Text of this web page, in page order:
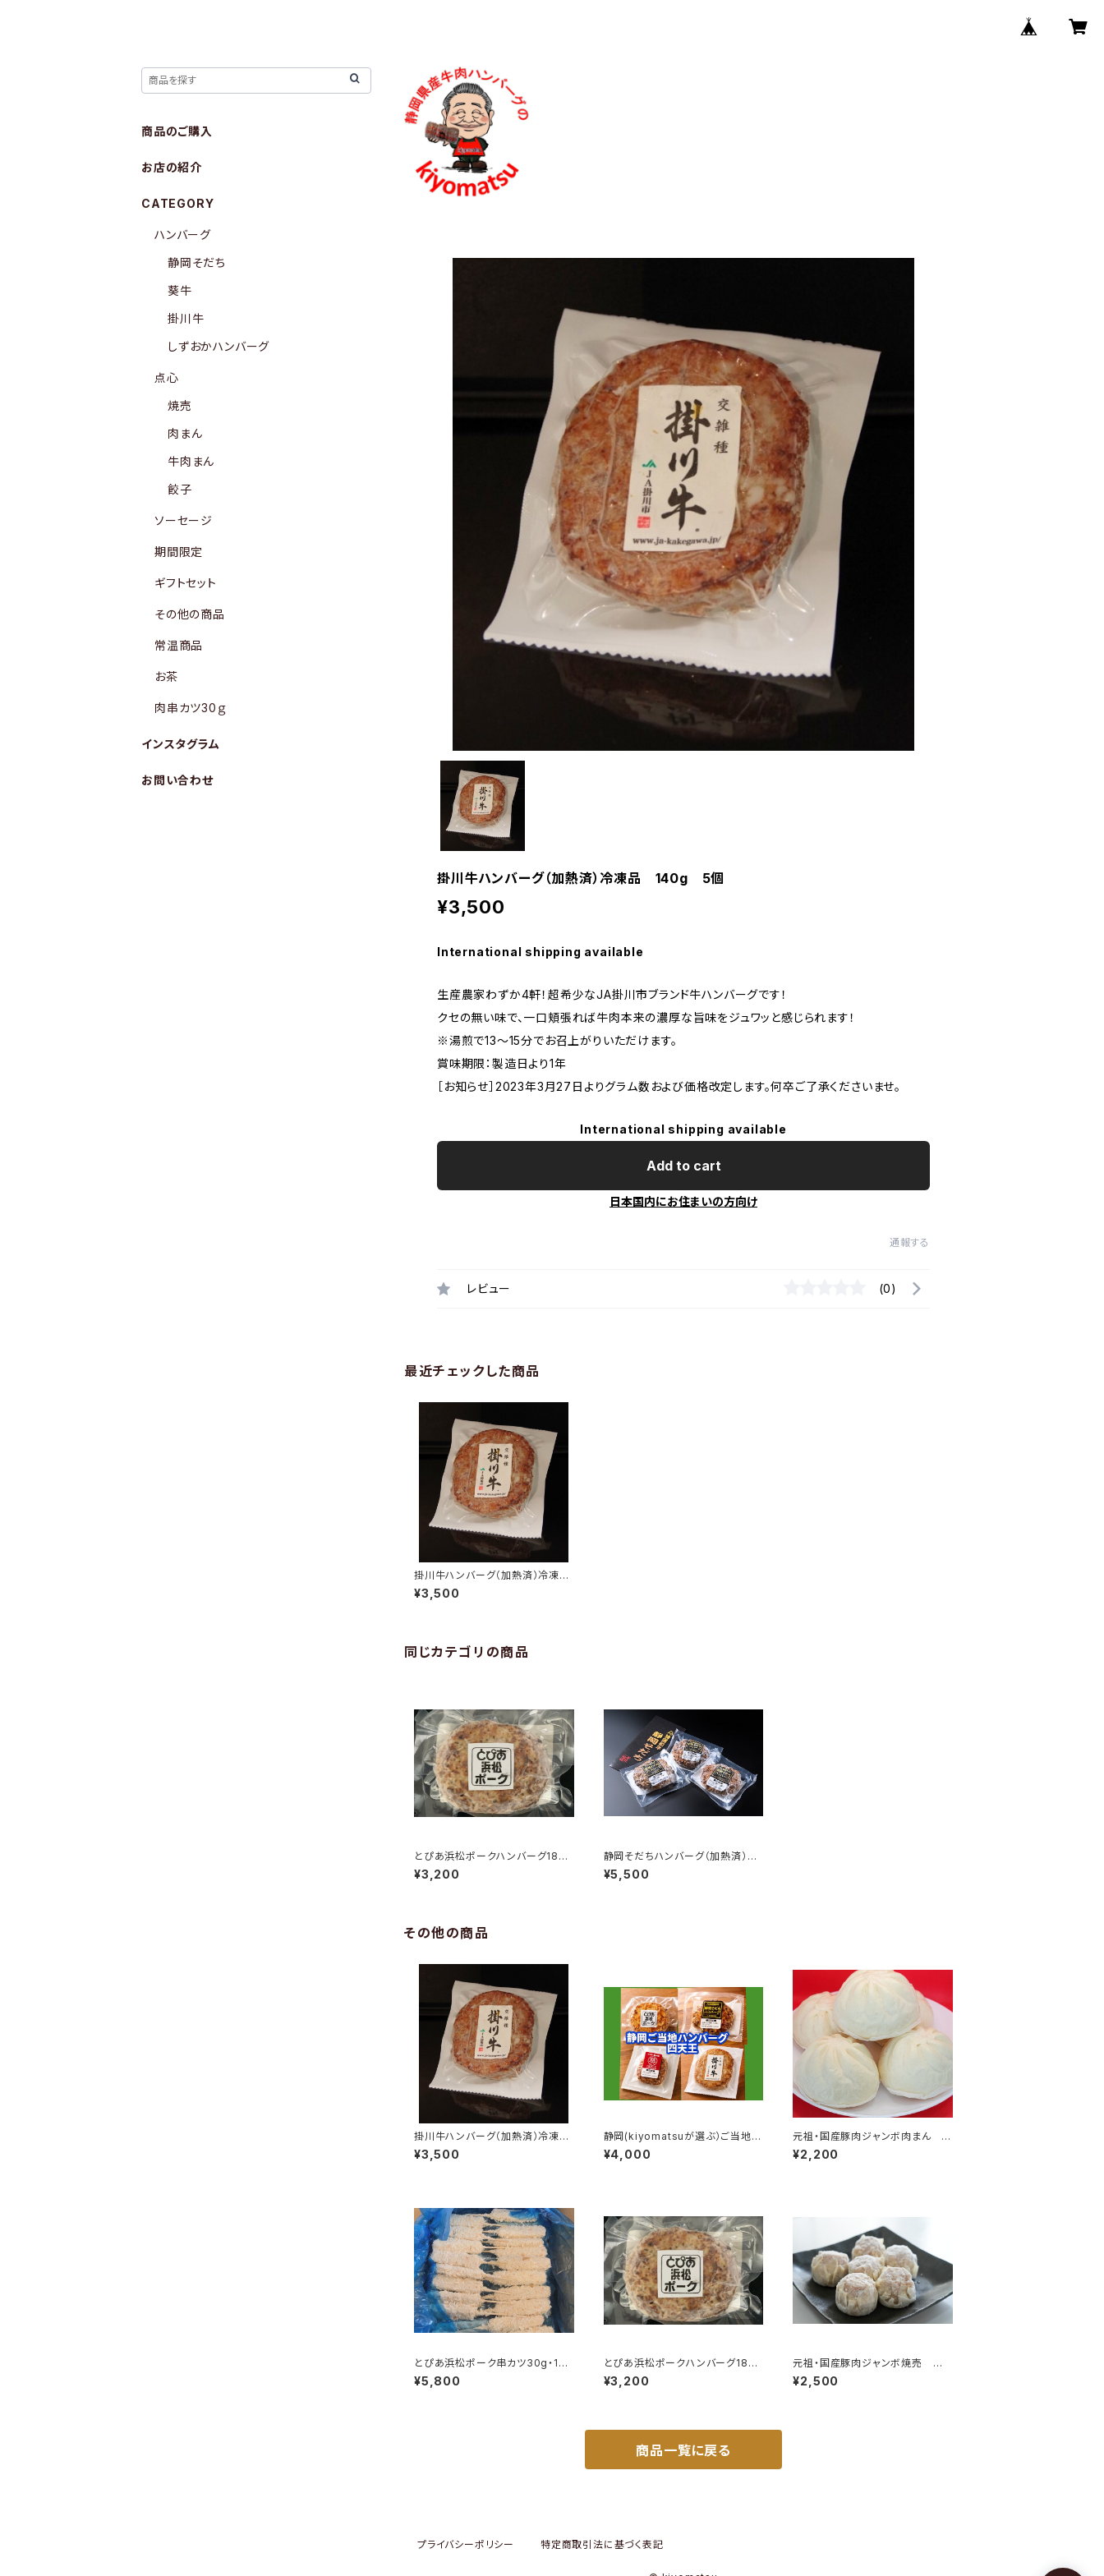
掛川牛ハンバーグ（加熱済）冷凍品 140g 5個
¥3,500
International shipping available
生産農家わずか4軒！超希少なJA掛川市ブランド牛ハンバーグです！
クセの無い味で、一口頬張れば牛肉本来の濃厚な旨味をジュワッと感じられます！
※湯煎で13～15分でお召上がりいただけます。
賞味期限：製造日より1年
［お知らせ］2023年3月27日よりグラム数および価格改定します。何卒ご了承くださいませ。
International shipping available
Add to cart
日本国内にお住まいの方向け
通報する
レビュー (0)
最近チェックした商品
掛川牛ハンバーグ（加熱済）冷凍
品 140g 5個
¥3,500
同じカテゴリの商品
とぴあ浜松ポークハンバーグ180g
（冷凍品。焼成済み）4個入り
¥3,200
静岡そだちハンバーグ（加熱済）
冷凍品 150g ５個
¥5,500
その他の商品
掛川牛ハンバーグ（加熱済）冷凍
品 140g 5個
¥3,500
静岡(kiyomatsuが選ぶ）ご当地ハ
ンバーグ四天王
¥4,000
元祖・国産豚肉ジャンボ肉まん 冷
凍品 1個150g 10個入り
¥2,200
とぴあ浜松ポーク串カツ30g・100
本入（冷凍品）
¥5,800
とぴあ浜松ポークハンバーグ180g
（冷凍品。焼成済み）4個入り
¥3,200
元祖・国産豚肉ジャンボ焼売 冷
凍品 1個50g 30個入り
¥2,500
商品一覧に戻る
商品のご購入
お店の紹介
CATEGORY
ハンバーグ
静岡そだち
葵牛
掛川牛
しずおかハンバーグ
点心
焼売
肉まん
牛肉まん
餃子
ソーセージ
期間限定
ギフトセット
その他の商品
常温商品
お茶
肉串カツ30ｇ
インスタグラム
お問い合わせ
プライバシーポリシー 特定商取引法に基づく表記